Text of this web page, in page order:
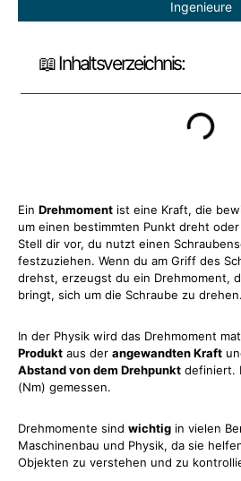
Ingenieure
📖 Inhaltsverzeichnis:
Ein Drehmoment ist eine Kraft, die
um einen bestimmten Punkt dreht
Stell dir vor, du nutzt einen
festzuziehen. Wenn du am Griff des
drehst, erzeugst du ein Drehmoment,
bringt, sich um die Schraube zu drehen.
In der Physik wird das Drehmoment
Produkt aus der angewandten Kraft
Abstand von dem Drehpunkt definiert.
(Nm) gemessen.
Drehmomente sind wichtig in vielen
Maschinenbau und Physik, da sie
Objekten zu verstehen und zu